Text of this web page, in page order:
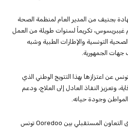
بجنيف من المدير العام لمنظمة الصحة
غيبريسوس، تكريماً لسنوات طويلة من العمل
التونسية والإطارات الطبية وشبه
جهات الجمهورية.
وخلال اللقاء، عبّرت Ooredoo تونس عن اعتزازها بهذا التتويج الوطني الذي
وتعزيز النفاذ العادل إلى العلاج، ودعم
وجودة حياته.
كما مثّل اللقاء فرصة لبحث آفاق التعاون المستقبلي بين Ooredoo تونس